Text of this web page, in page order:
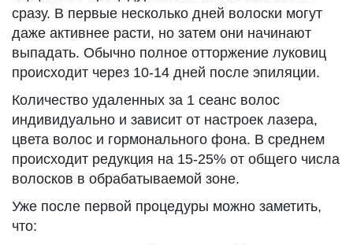
сразу. В первые несколько дней волоски могут
даже активнее расти, но затем они начинают
выпадать. Обычно полное отторжение луковиц
происходит через 10-14 дней после эпиляции.
Количество удаленных за 1 сеанс волос
индивидуально и зависит от настроек лазера,
цвета волос и гормонального фона. В среднем
происходит редукция на 15-25% от общего числа
волосков в обрабатываемой зоне.
Уже после первой процедуры можно заметить,
что: